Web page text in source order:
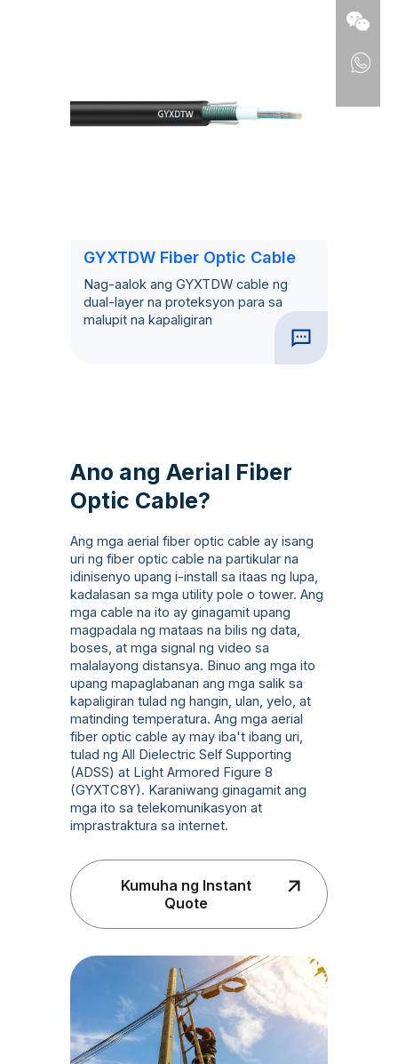
GYXTDW Fiber Optic Cable
Nag-aalok ang GYXTDW cable ng
dual-layer na proteksyon para sa
malupit na kapaligiran
Ano ang Aerial Fiber
Optic Cable?
Ang mga aerial fiber optic cable ay isang
uri ng fiber optic cable na partikular na
idinisenyo upang i-install sa itaas ng lupa,
kadalasan sa mga utility pole o tower. Ang
mga cable na ito ay ginagamit upang
magpadala ng mataas na bilis ng data,
boses, at mga signal ng video sa
malalayong distansya. Binuo ang mga ito
upang mapaglabanan ang mga salik sa
kapaligiran tulad ng hangin, ulan, yelo, at
matinding temperatura. Ang mga aerial
fiber optic cable ay may iba't ibang uri,
tulad ng All Dielectric Self Supporting
(ADSS) at Light Armored Figure 8
(GYXTC8Y). Karaniwang ginagamit ang
mga ito sa telekomunikasyon at
imprastraktura sa internet.
Kumuha ng Instant
Quote